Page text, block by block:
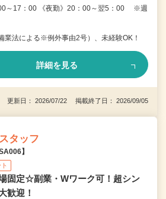
00～17：00 《夜勤》20：00～翌5：00 ※週
業法による※例外事由2号）、未経験OK！
詳細を見る
更新日： 2026/07/22 掲載終了日： 2026/09/05
タッフ
】
固定☆副業・Wワーク可！超シン
歓迎！